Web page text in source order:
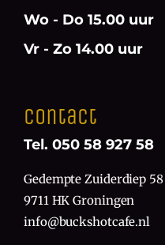
Wo - Do 15.00 uur
Vr - Zo 14.00 uur
Contact
Tel. 050 58 927 58
Gedempte Zuiderdiep 58
9711 HK Groningen
info@buckshotcafe.nl